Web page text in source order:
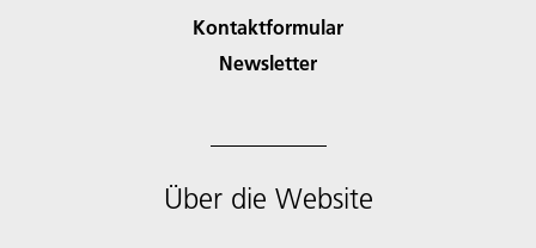
Kontaktformular
Newsletter
Über die Website